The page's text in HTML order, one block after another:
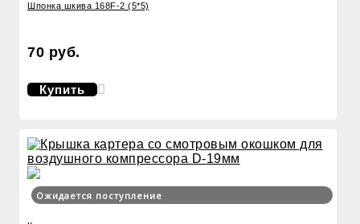
Шпонка шкива 168F-2 (5*5)
70 руб.
Купить
Ожидается поступление